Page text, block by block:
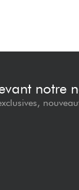
notre